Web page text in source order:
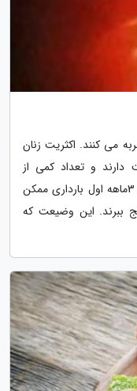
ویار را به 3 شکل تجربه می کنند. اکثریت زنان
دارند و تعداد کمی از
استفراغ های شدید.سه چهارم زنان باردار در 3ماهه اول بارداری ممکن
ببرند. این وضیعت که